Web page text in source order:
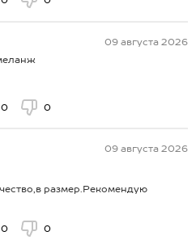
09 августа 2026
0 0
09 августа 2026
размер.Рекомендую
0 0